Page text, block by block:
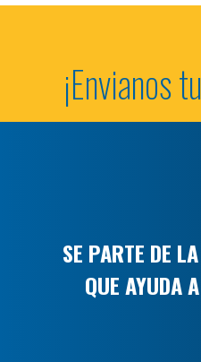
¡Envianos
SE PARTE DE
QUE AYUDA